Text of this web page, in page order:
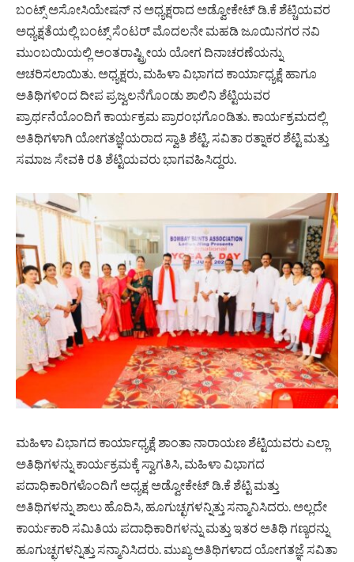
ಬಂಟ್ಸ್ ಅಸೋಸಿಯೇಷನ್ ನ ಅಧ್ಯಕ್ಷರಾದ ಅಡ್ವೋಕೇಟ್ ಡಿ.ಕೆ ಶೆಟ್ಚಿಯವರ
ಅಧ್ಯಕ್ಷತೆಯಲ್ಲಿ ಬಂಟ್ಸ್ ಸೆಂಟರ್ ಮೊದಲನೇ ಮಹಡಿ ಜೂಯಿನಗರ ನವಿ
ಮುಂಬಯಿಯಲ್ಲಿ ಅಂತರಾಷ್ಟ್ರೀಯ ಯೋಗ ದಿನಾಚರಣೆಯನ್ನು
ಆಚರಿಸಲಾಯಿತು. ಅಧ್ಯಕ್ಷರು, ಮಹಿಳಾ ವಿಭಾಗದ ಕಾರ್ಯಾಧ್ಯಕ್ಷೆ ಹಾಗೂ
ಅತಿಥಿಗಳಿಂದ ದೀಪ ಪ್ರಜ್ವಲನೆಗೊಂಡು ಶಾಲಿನಿ ಶೆಟ್ಟಿಯವರ
ಪ್ರಾರ್ಥನೆಯೊಂದಿಗೆ ಕಾರ್ಯಕ್ರಮ ಪ್ರಾರಂಭಗೊಂಡಿತು. ಕಾರ್ಯಕ್ರಮದಲ್ಲಿ
ಅತಿಥಿಗಳಾಗಿ ಯೋಗತಜ್ಞೆಯರಾದ ಸ್ವಾತಿ ಶೆಟ್ಟಿ, ಸವಿತಾ ರತ್ನಾಕರ ಶೆಟ್ಟಿ ಮತ್ತು
ಸಮಾಜ ಸೇವಕಿ ರತಿ ಶೆಟ್ಟಿಯವರು ಭಾಗವಹಿಸಿದ್ದರು.
ಮಹಿಳಾ ವಿಭಾಗದ ಕಾರ್ಯಾಧ್ಯಕ್ಷೆ ಶಾಂತಾ ನಾರಾಯಣ ಶೆಟ್ಟಿಯವರು ಎಲ್ಲಾ
ಅತಿಥಿಗಳನ್ನು ಕಾರ್ಯಕ್ರಮಕ್ಕೆ ಸ್ವಾಗತಿಸಿ, ಮಹಿಳಾ ವಿಭಾಗದ
ಪದಾಧಿಕಾರಿಗಳೊಂದಿಗೆ ಅಧ್ಯಕ್ಷ ಅಡ್ವೋಕೇಟ್ ಡಿ.ಕೆ ಶೆಟ್ಟಿ ಮತ್ತು
ಅತಿಥಿಗಳನ್ನು ಶಾಲು ಹೊದಿಸಿ, ಹೂಗುಚ್ಛಗಳನ್ನಿತ್ತು ಸನ್ಮಾನಿಸಿದರು. ಅಲ್ಲದೇ
ಕಾರ್ಯಕಾರಿ ಸಮಿತಿಯ ಪದಾಧಿಕಾರಿಗಳನ್ನು ಮತ್ತು ಇತರ ಅತಿಥಿ ಗಣ್ಯರನ್ನು
ಹೂಗುಚ್ಛಗಳನ್ನಿತ್ತು ಸನ್ಮಾನಿಸಿದರು. ಮುಖ್ಯ ಅತಿಥಿಗಳಾದ ಯೋಗತಜ್ಞೆ ಸವಿತಾ